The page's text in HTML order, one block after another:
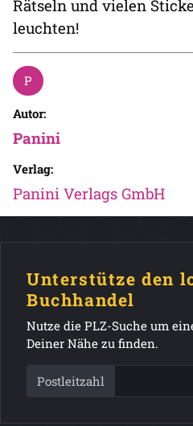
Rätseln und vielen
leuchten!
Autor:
Panini
Verlag:
Panini Verlags GmbH
Unterstütze den
Buchhandel
Nutze die PLZ-Suche um
Deiner Nähe zu finden.
Postleitzahl